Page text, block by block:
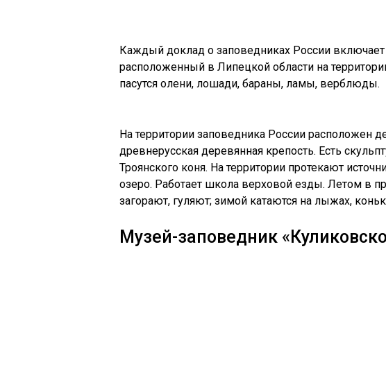
Каждый доклад о заповедниках России
расположенный в Липецкой области на
пасутся олени, лошади, бараны, ламы, верблюды.
На территории заповедника России расположен
древнерусская деревянная крепость. Есть
Троянского коня. На территории протекают
озеро. Работает школа верховой езды. Летом в
загорают, гуляют; зимой катаются на лыжах,
Музей-заповедник